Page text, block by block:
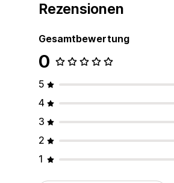
Rezensionen
Gesamtbewertung
0
5
4
3
2
1